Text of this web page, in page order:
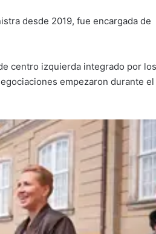
desde 2019, fue encargada de
centro izquierda integrado por los
empezaron durante